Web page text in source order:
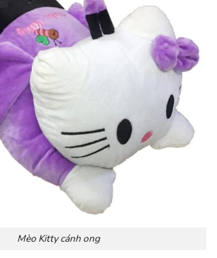
Mèo Kitty cánh ong